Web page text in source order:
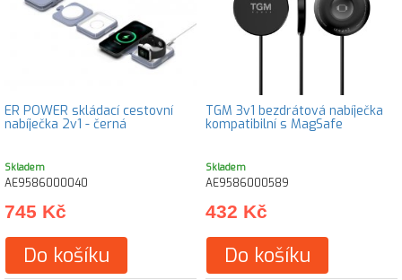
ER POWER skládací cestovní
nabíječka 2v1 - černá
Skladem
AE9586000040
745 Kč
Do košíku
TGM 3v1 bezdrátová nabíječka
kompatibilní s MagSafe
Skladem
AE9586000589
432 Kč
Do košíku